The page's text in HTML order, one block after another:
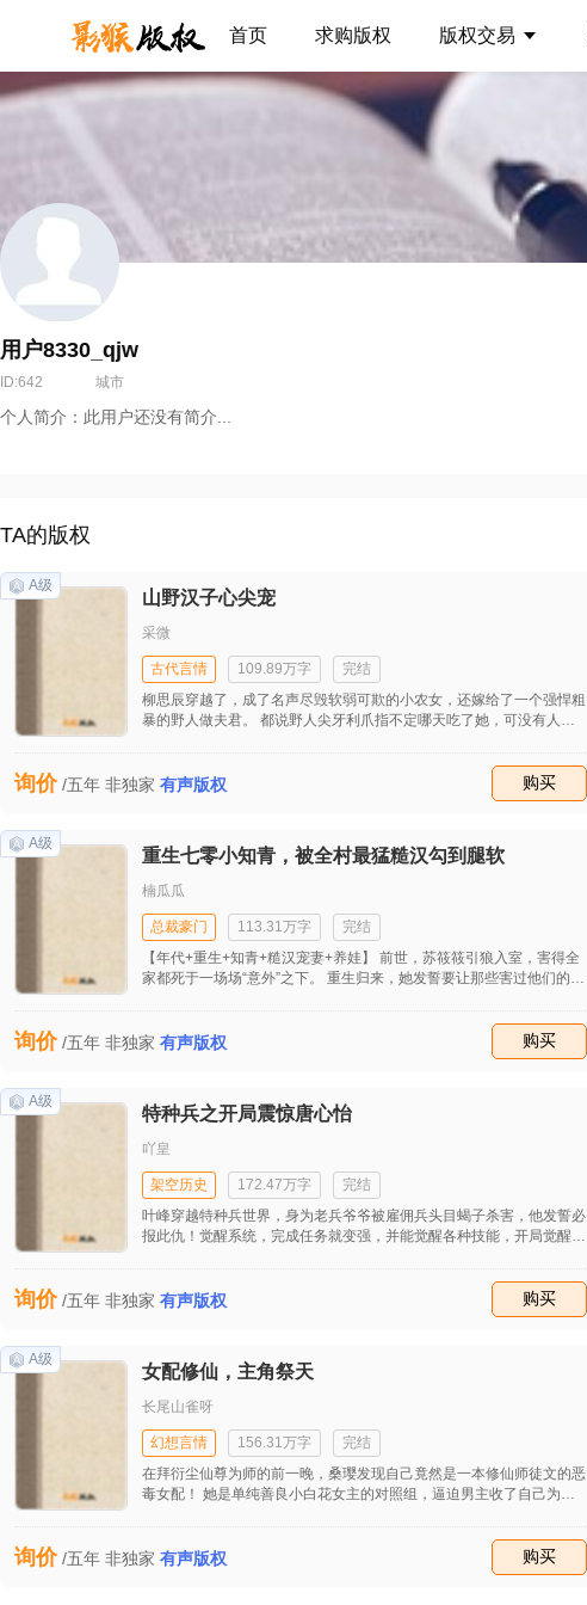
首页 求购版权 版权交易
用户8330_qjw
ID:642 城市
个人简介：此用户还没有简介...
TA的版权
A级
山野汉子心尖宠
采微
古代言情 109.89万字
完结
柳思辰穿越了，成了名声尽毁软弱可欺的小农女，还嫁给了一个强悍粗
暴的野人做夫君。 都说野人尖牙利爪指不定哪天吃了她，可没有人知
她家天才弟弟走科举。 要说是不是柳思辰命好，柳思辰只说自己腰真
询价 /五年 非独家 有声版权 购买
A级
重生七零小知青，被全村最猛糙汉勾到腿软
楠瓜瓜
总裁豪门 113.31万字
完结
【年代+重生+知青+糙汉宠妻+养娃】 前世，苏筱筱引狼入室，害得全
家都死于一场场“意外”之下。 重生归来，她发誓要让那些害过他们的
一碰到姜野寻，就控制不住的要各种亲腻贴贴。 姜野寻咬牙：“我给过
你跑的机会！” 苏筱筱抱住男人的腰蹭蹭：“跑什么？是男人就少说话多
直起过的腰，欲哭无泪的认清了个事实——她家糙汉子惹不得啊。
询价 /五年 非独家 有声版权 购买
A级
特种兵之开局震惊唐心怡
吖皇
架空历史 172.47万字
完结
叶峰穿越特种兵世界，身为老兵爷爷被雇佣兵头目蝎子杀害，他发誓必
报此仇！觉醒系统，完成任务就变强，并能觉醒各种技能，开局觉醒神
成为最强的特战之王！ 神级枪法，精准投放，神级车技，神级飞行技
巧…… 何晨光：“叶峰的枪法太可怕了，没有人能逃出他的瞄准镜！”
峰……你快把你的擒拿术交给我，不然晚上别回家了！”
询价 /五年 非独家 有声版权 购买
A级
女配修仙，主角祭天
长尾山雀呀
幻想言情 156.31万字
完结
在拜衍尘仙尊为师的前一晚，桑璎发现自己竟然是一本修仙师徒文的恶
毒女配！ 她是单纯善良小白花女主的对照组，逼迫男主收了自己为徒
器，都被当做是补偿，入了女主的口袋。 刚刚知晓一切的桑璎深吸一
询价 /五年 非独家 有声版权 购买